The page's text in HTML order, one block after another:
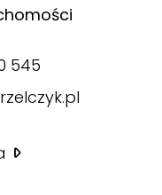
545